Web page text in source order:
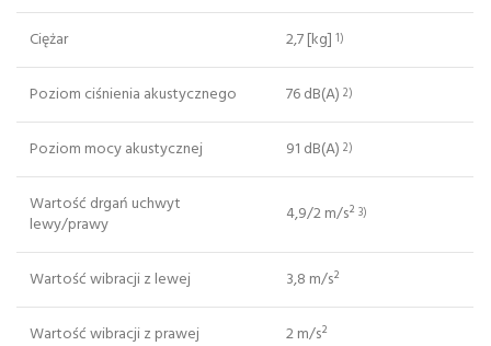
Ciężar 2,7 [kg] 1)
Poziom ciśnienia akustycznego 76 dB(A) 2)
Poziom mocy akustycznej 91 dB(A) 2)
Wartość drgań uchwyt
lewy/prawy
4,9/2 m/s² 3)
Wartość wibracji z lewej 3,8 m/s²
Wartość wibracji z prawej 2 m/s²